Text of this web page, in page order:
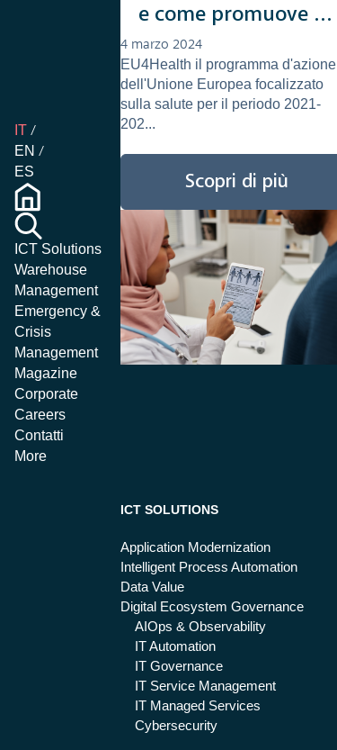
IT
EN
ES
ICT Solutions
Warehouse
Management
Emergency &
Crisis
Management
Magazine
Corporate
Careers
Contatti
More
e come promuove la
sanità digitale
4 marzo 2024
EU4Health il programma d'azione
dell'Unione Europea focalizzato
sulla salute per il periodo 2021-
202...
Scopri di più
ICT SOLUTIONS
Application Modernization
Intelligent Process Automation
Data Value
Digital Ecosystem Governance
AIOps & Observability
IT Automation
IT Governance
IT Service Management
IT Managed Services
Cybersecurity